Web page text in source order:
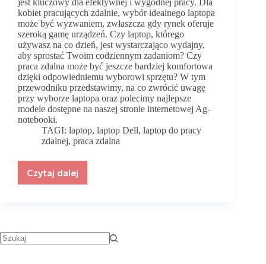
jest kluczowy dla efektywnej i wygodnej pracy. Dla
kobiet pracujących zdalnie, wybór idealnego laptopa
może być wyzwaniem, zwłaszcza gdy rynek oferuje
szeroką gamę urządzeń. Czy laptop, którego
używasz na co dzień, jest wystarczająco wydajny,
aby sprostać Twoim codziennym zadaniom? Czy
praca zdalna może być jeszcze bardziej komfortowa
dzięki odpowiedniemu wyborowi sprzętu? W tym
przewodniku przedstawimy, na co zwrócić uwagę
przy wyborze laptopa oraz polecimy najlepsze
modele dostępne na naszej stronie internetowej Ag-
notebooki.
TAGI: laptop,laptop Dell,laptop do pracy
zdalnej, praca zdalna
Czytaj dalej
Przewodnik
Jak
wybrać